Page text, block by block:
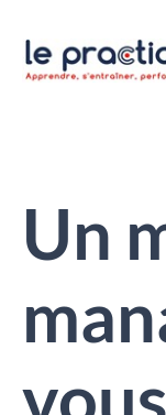
contenu
Un